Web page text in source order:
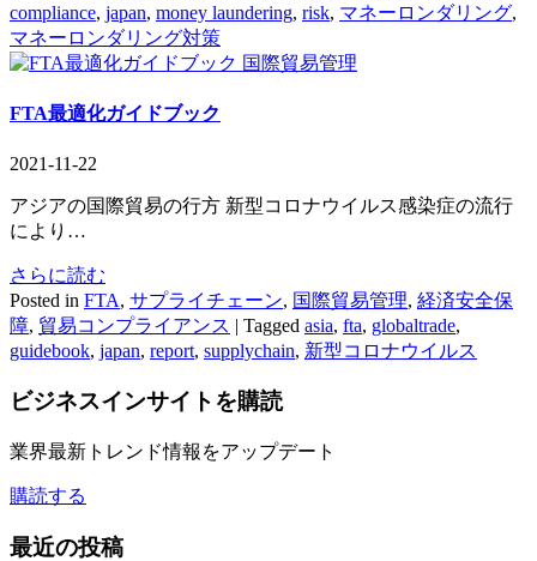
compliance, japan, money laundering, risk, マネーロンダリング,
マネーロンダリング対策
国際貿易管理
FTA最適化ガイドブック
2021-11-22
アジアの国際貿易の行方 新型コロナウイルス感染症の流行
により…
さらに読む
Posted in FTA, サプライチェーン, 国際貿易管理, 経済安全保
障, 貿易コンプライアンス | Tagged asia, fta, globaltrade,
guidebook, japan, report, supplychain, 新型コロナウイルス
ビジネスインサイト を購読
業界最新トレンド情報をアップデート
購読する
最近の投稿